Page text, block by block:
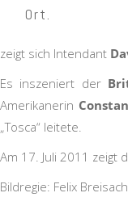
Ort.
zeigt sich Intendant
Es inszeniert der
Amerikanerin
„Tosca“ leitete.
Am 17. Juli 2011 zeigt
Bildregie: Felix Breisach